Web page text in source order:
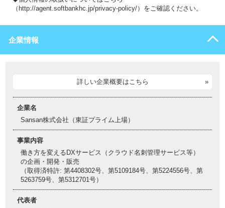
（http://agent.softbankhc.jp/privacy-policy/）をご確認ください。
企業情報
詳しい企業概要はこちら
企業名
Sansan株式会社（東証プライム上場）
事業内容
働き方を変えるDXサービス（クラウド名刺管理サービス等）
の企画・開発・販売
（取得済特許: 第4408302号、第5109184号、第5224556号、第
5263759号、第5312701号）
代表者